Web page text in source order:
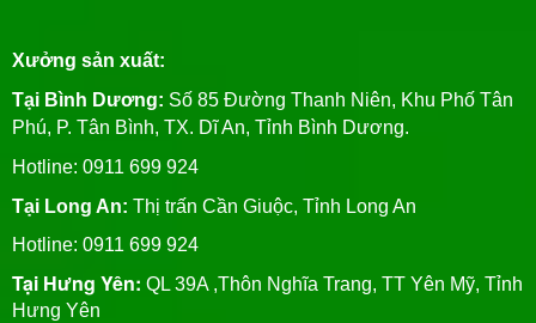
Xưởng sản xuất:
Tại Bình Dương: Số 85 Đường Thanh Niên, Khu Phố Tân
Phú, P. Tân Bình, TX. Dĩ An, Tỉnh Bình Dương.
Hotline: 0911 699 924
Tại Long An: Thị trấn Cần Giuộc, Tỉnh Long An
Hotline: 0911 699 924
Tại Hưng Yên: QL 39A ,Thôn Nghĩa Trang, TT Yên Mỹ, Tỉnh
Hưng Yên